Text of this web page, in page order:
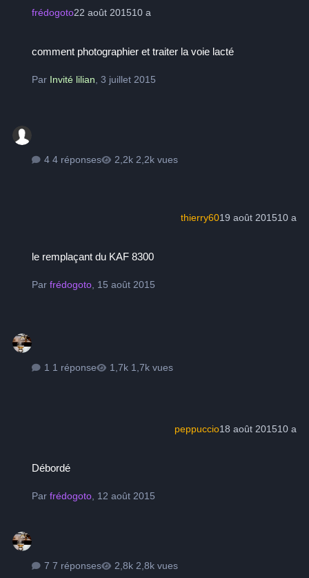
frédogoto22 août 201510 a
comment photographier et traiter la voie lacté
Par Invité lilian,3 juillet 2015
4 réponses 2,2k vues
thierry6019 août 201510 a
le remplaçant du KAF 8300
Parfrédogoto, 15 août 2015
1 réponse 1,7k vues
peppuccio18 août 201510 a
Débordé
Parfrédogoto, 12 août 2015
7 réponses 2,8k vues